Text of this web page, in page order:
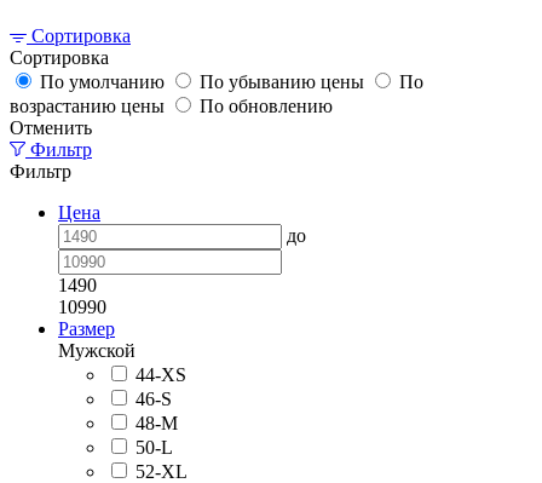
Сортировка
Сортировка
По умолчанию
По убыванию цены
По
возрастанию цены
По обновлению
Отменить
Фильтр
Фильтр
Цена
до
1490
10990
Размер
Мужской
44-XS
46-S
48-M
50-L
52-XL